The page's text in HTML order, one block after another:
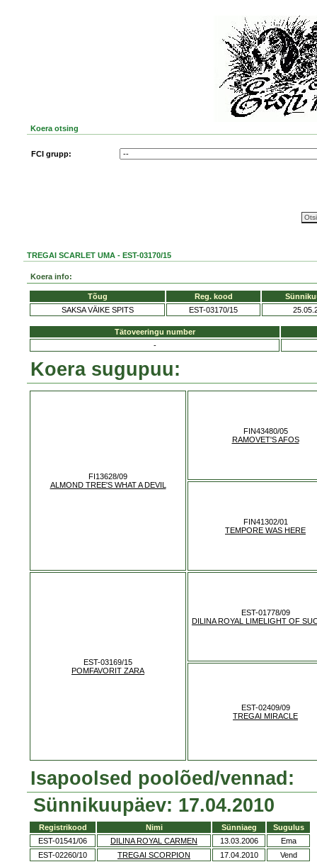
Koera otsing
FCI grupp:
TREGAI SCARLET UMA - EST-03170/15
Koera info:
Tõug Reg. kood
SAKSA VÄIKE SPITS
EST-03170/15
Tätoveeringu number
-
Koera sugupuu:
FI13628/09
ALMOND TREE'S WHAT A DEVIL
FIN43480/05
RAMOVET'S AFOS
FIN41302/01
TEMPORE WAS HERE
EST-03169/15
POMFAVORIT ZARA
EST-01778/09
DILINA ROYAL LIMELIGHT OF
EST-02409/09
TREGAI MIRACLE
Isapoolsed poolõed/vennad:
Sünnikuupäev: 17.04.2010
Registrikood Nimi Sünniaeg
Sugulus
EST-01541/06
DILINA ROYAL CARMEN 13.03.2006
Ema
EST-02260/10
TREGAI SCORPION 17.04.2010
Vend